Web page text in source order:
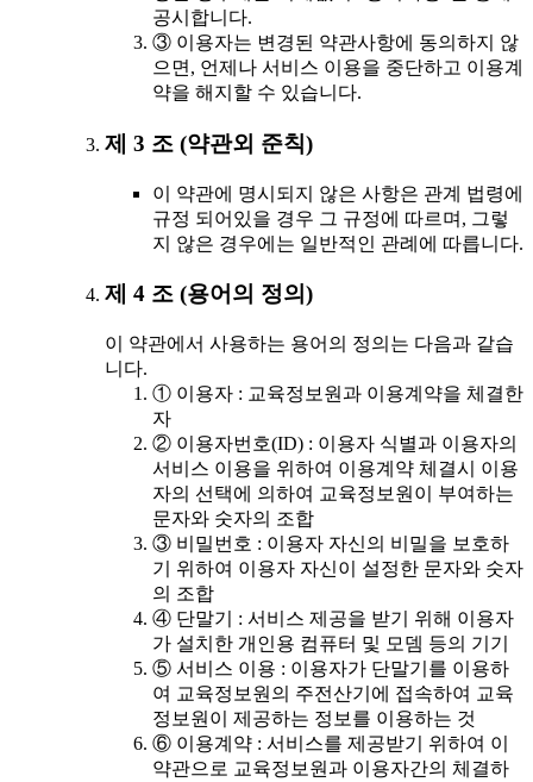
공시합니다.
③ 이용자는 변경된 약관사항에 동의하지 않
으면, 언제나 서비스 이용을 중단하고 이용계
약을 해지할 수 있습니다.
제 3 조 (약관외 준칙)
이 약관에 명시되지 않은 사항은 관계 법령에
규정 되어있을 경우 그 규정에 따르며, 그렇
지 않은 경우에는 일반적인 관례에 따릅니다.
제 4 조 (용어의 정의)
이 약관에서 사용하는 용어의 정의는 다음과 같습
니다.
① 이용자 : 교육정보원과 이용계약을 체결한
자
② 이용자번호(ID) : 이용자 식별과 이용자의
서비스 이용을 위하여 이용계약 체결시 이용
자의 선택에 의하여 교육정보원이 부여하는
문자와 숫자의 조합
③ 비밀번호 : 이용자 자신의 비밀을 보호하
기 위하여 이용자 자신이 설정한 문자와 숫자
의 조합
④ 단말기 : 서비스 제공을 받기 위해 이용자
가 설치한 개인용 컴퓨터 및 모뎀 등의 기기
⑤ 서비스 이용 : 이용자가 단말기를 이용하
여 교육정보원의 주전산기에 접속하여 교육
정보원이 제공하는 정보를 이용하는 것
⑥ 이용계약 : 서비스를 제공받기 위하여 이
약관으로 교육정보원과 이용자간의 체결하